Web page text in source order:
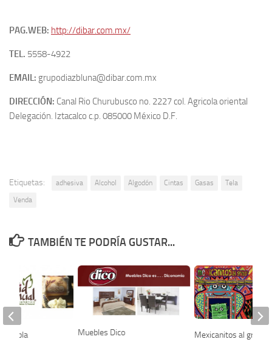
PAG.WEB: http://dibar.com.mx/
TEL. 5558-4922
EMAIL: grupodiazbluna@dibar.com.mx
DIRECCIÓN: Canal Rio Churubusco no. 2227 col. Agricola oriental
Delegación. Iztacalco c.p. 085000 México D.F.
Etiquetas: adhesiva Alcohol Algodón Cintas Gasas
Tela
Venda
TAMBIÉN TE PODRÍA GUSTAR...
Muebles Dico Mexicanitos al grito
Puebla